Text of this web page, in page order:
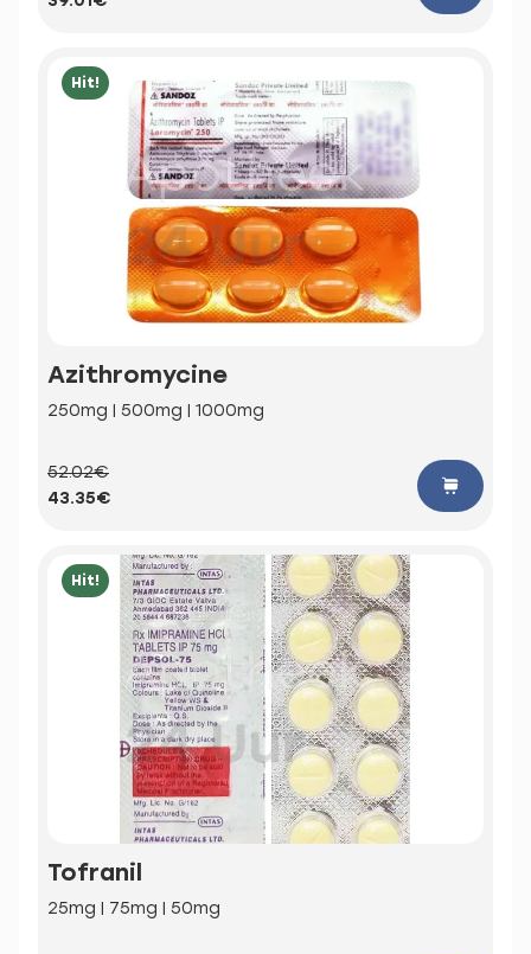
Hit!
Azithromycine
250mg | 500mg | 1000mg
52.02€
43.35€
Hit!
Tofranil
25mg | 75mg | 50mg